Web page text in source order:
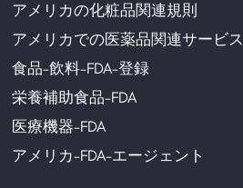
アメリカの化粧品関連規則
アメリカでの医薬品関連サービス
食品-飲料-FDA-登録
栄養補助食品-FDA
医療機器-FDA
アメリカ-FDA-エージェント